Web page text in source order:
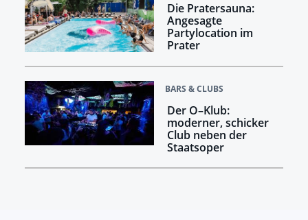
Die Pratersauna:
Angesagte
Partylocation im
Prater
BARS & CLUBS
Der O–Klub:
moderner, schicker
Club neben der
Staatsoper